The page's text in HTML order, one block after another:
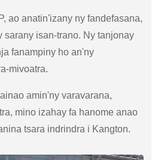
ao anatin'izany ny fandefasana,
sarany isan-trano. Ny tanjonay
fanampiny ho an'ny
mivoatra.
amin'ny varavarana,
mino izahay fa hanome anao
tsara indrindra i Kangton.